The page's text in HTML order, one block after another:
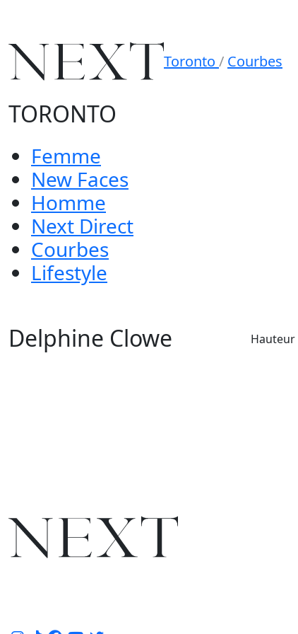
Toronto / Courbes
TORONTO
Femme
New Faces
Homme
Next Direct
Courbes
Lifestyle
Delphine Clowe Hauteur